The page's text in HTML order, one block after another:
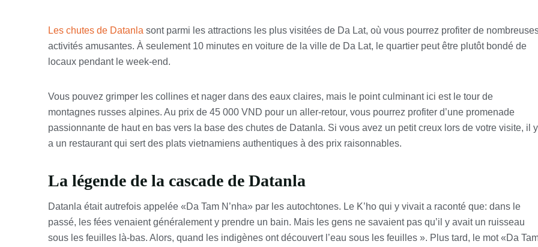
Les chutes de Datanla sont parmi les attractions les plus visitées de Da Lat, où vous pourrez profiter de
activités amusantes. À seulement 10 minutes en voiture de la ville de Da Lat, le quartier peut être plutôt bondé de
locaux pendant le week-end.
Vous pouvez grimper les collines et nager dans des eaux claires, mais le point culminant ici est le tour de
montagnes russes alpines. Au prix de 45 000 VND pour un aller-retour, vous pourrez profiter d’une promenade
passionnante de haut en bas vers la base des chutes de Datanla. Si vous avez un petit creux lors de votre visite, il y
a un restaurant qui sert des plats vietnamiens authentiques à des prix raisonnables.
La légende de la cascade de Datanla
Datanla était autrefois appelée «Da Tam N’nha» par les autochtones. Le K’ho qui y vivait a raconté que: dans le
passé, les fées venaient généralement y prendre un bain. Mais les gens ne savaient pas qu’il y avait un ruisseau
sous les feuilles là-bas. Alors, quand les indigènes ont découvert l’eau sous les feuilles ». Plus tard, le mot «Da